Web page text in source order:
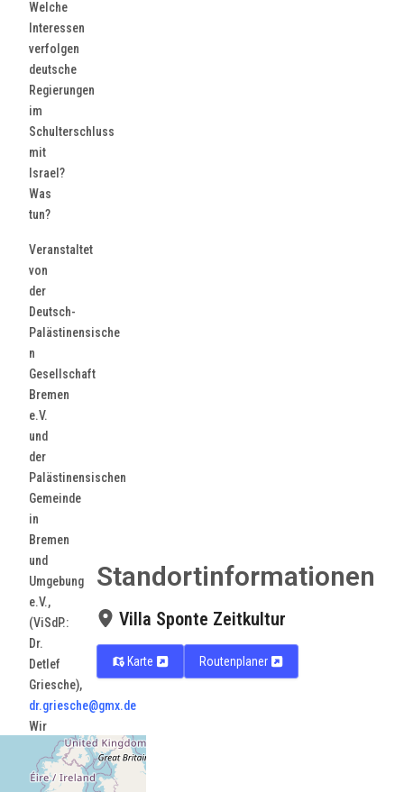
Welche
Interessen
verfolgen
deutsche
Regierungen
im
Schulterschluss
mit
Israel?
Was
tun?
Veranstaltet
von
der
Deutsch-
Palästinensische
n
Gesellschaft
Bremen
e.V.
und
der
Palästinensischen
Gemeinde
in
Bremen
und
Umgebung
e.V.,
(ViSdP.:
Dr.
Detlef
Griesche),
dr.griesche@gmx.de
Wir
freuen
uns
über
Standortinformationen
Villa Sponte Zeitkultur
Karte Routenplaner